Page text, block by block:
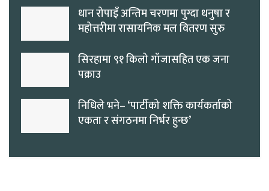
धान रोपाइँ अन्तिम चरणमा पुग्दा धनुषा र
महोत्तरीमा रासायनिक मल वितरण सुरु
सिरहामा ९१ किलो गाँजासहित एक जना
पक्राउ
निधिले भने– ‘पार्टीको शक्ति कार्यकर्ताको
एकता र संगठनमा निर्भर हुन्छ’